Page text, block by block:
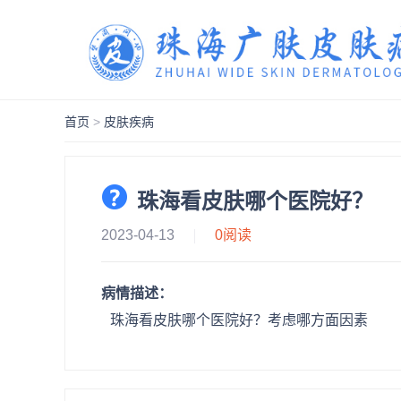
首页 > 皮肤疾病
珠海看皮肤哪个医院好？
2023-04-13 0阅读
病情描述：
珠海看皮肤哪个医院好？考虑哪方面因素